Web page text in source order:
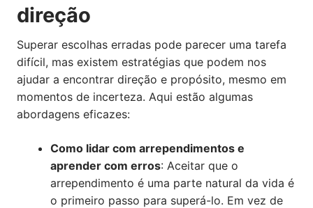
direção
Superar escolhas erradas pode parecer uma tarefa
difícil, mas existem estratégias que podem nos
ajudar a encontrar direção e propósito, mesmo em
momentos de incerteza. Aqui estão algumas
abordagens eficazes:
Como lidar com arrependimentos e
aprender com erros: Aceitar que o
arrependimento é uma parte natural da vida é
o primeiro passo para superá-lo. Em vez de